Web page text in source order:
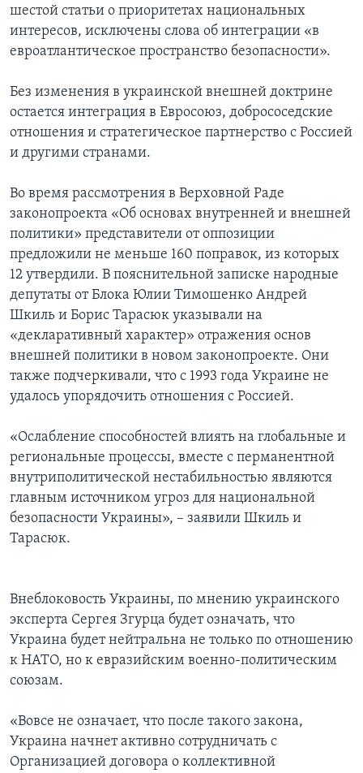
шестой статьи о приоритетах национальных
интересов, исключены слова об интеграции «в
евроатлантическое пространство безопасности».
Без изменения в украинской внешней доктрине
остается интеграция в Евросоюз, добрососедские
отношения и стратегическое партнерство с Россией
и другими странами.
Во время рассмотрения в Верховной Раде
законопроекта «Об основах внутренней и внешней
политики» представители от оппозиции
предложили не меньше 160 поправок, из которых
12 утвердили. В пояснительной записке народные
депутаты от Блока Юлии Тимошенко Андрей
Шкиль и Борис Тарасюк указывали на
«декларативный характер» отражения основ
внешней политики в новом законопроекте. Они
также подчеркивали, что с 1993 года Украине не
удалось упорядочить отношения с Россией.
«Ослабление способностей влиять на глобальные и
региональные процессы, вместе с перманентной
внутриполитической нестабильностью являются
главным источником угроз для национальной
безопасности Украины», – заявили Шкиль и
Тарасюк.
Внеблоковость Украины, по мнению украинского
эксперта Сергея Згурца будет означать, что
Украина будет нейтральна не только по отношению
к НАТО, но к евразийским военно-политическим
союзам.
«Вовсе не означает, что после такого закона,
Украина начнет активно сотрудничать с
Организацией договора о коллективной